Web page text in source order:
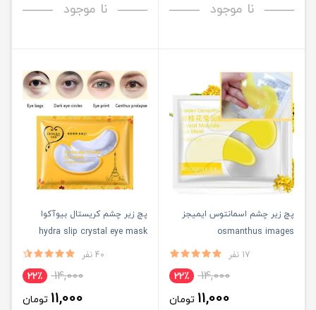
نا موجود نا موجود
پچ زیر چشم اسمانتوس ایمیجز
osmanthus images
17 نفر
14,000 22٪
11,000 تومان
پچ زیر چشم کریستال بیوآکوا
hydra slip crystal eye mask
40 نفر
14,000 22٪
11,000 تومان